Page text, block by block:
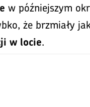
w późniejszym
że brzmiały
w locie.